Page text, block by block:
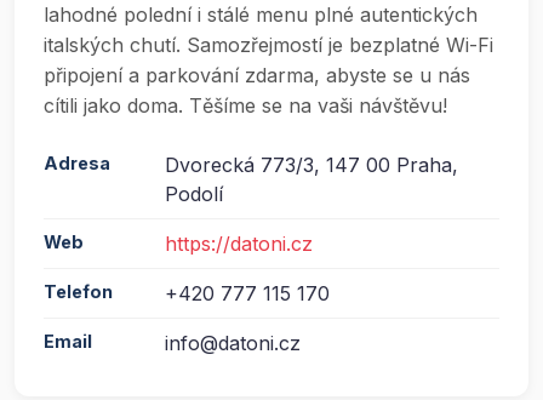
lahodné polední i stálé menu plné autentických
italských chutí. Samozřejmostí je bezplatné Wi-Fi
připojení a parkování zdarma, abyste se u nás
cítili jako doma. Těšíme se na vaši návštěvu!
Adresa
Dvorecká 773/3, 147 00 Praha,
Podolí
Web https://datoni.cz
Telefon +420 777 115 170
Email info@datoni.cz